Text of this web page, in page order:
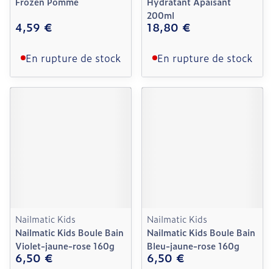
4,59 €
En rupture de stock
200ml
18,80 €
En rupture de stock
Nailmatic Kids
Nailmatic Kids Boule Bain
Violet-jaune-rose 160g
6,50 €
Nailmatic Kids
Nailmatic Kids Boule Bain
Bleu-jaune-rose 160g
6,50 €